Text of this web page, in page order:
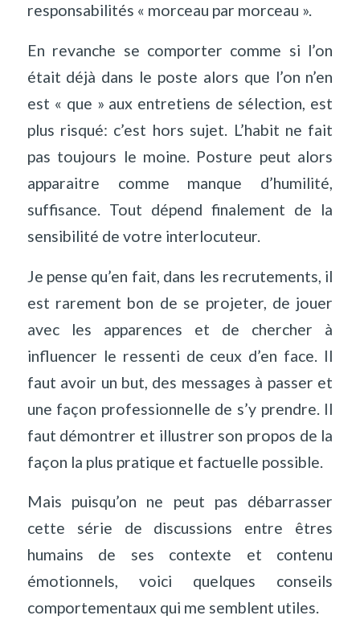
responsabilités « morceau par morceau ».
En revanche se comporter comme si l’on
était déjà dans le poste alors que l’on n’en
est « que » aux entretiens de sélection, est
plus risqué: c’est hors sujet. L’habit ne fait
pas toujours le moine. Posture peut alors
apparaitre comme manque d’humilité,
suffisance. Tout dépend finalement de la
sensibilité de votre interlocuteur.
Je pense qu’en fait, dans les recrutements, il
est rarement bon de se projeter, de jouer
avec les apparences et de chercher à
influencer le ressenti de ceux d’en face. Il
faut avoir un but, des messages à passer et
une façon professionnelle de s’y prendre. Il
faut démontrer et illustrer son propos de la
façon la plus pratique et factuelle possible.
Mais puisqu’on ne peut pas débarrasser
cette série de discussions entre êtres
humains de ses contexte et contenu
émotionnels, voici quelques conseils
comportementaux qui me semblent utiles.